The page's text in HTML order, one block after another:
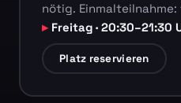
nötig. Einmalteilnahme:
Freitag · 20:30–21:30
Platz reservieren